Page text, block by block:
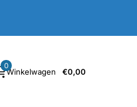
Winkelwagen
0
€0,00